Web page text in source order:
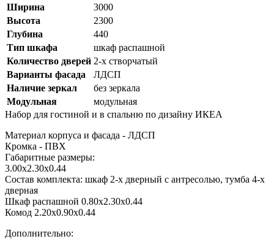
Ширина
3000
Высота
2300
Глубина
440
Тип шкафа
шкаф распашной
Количество дверей 2-х створчатый
Варианты фасада
ЛДСП
Наличие зеркал
без зеркала
Модульная
модульная
Набор для гостиной и в спальню по дизайну ИКЕА
Материал корпуса и фасада - ЛДСП
Кромка - ПВХ
Габаритные размеры:
3.00х2.30х0.44
Состав комплекта: шкаф 2-х дверный с антресолью, тумба 4-х
дверная
Шкаф распашной 0.80х2.30х0.44
Комод 2.20х0.90х0.44
Дополнительно: